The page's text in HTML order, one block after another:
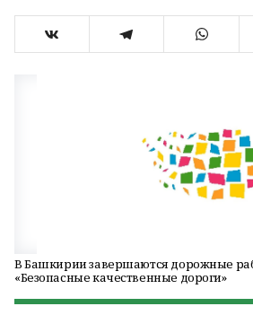
В Башкирии завершаются дорожные
«Безопасные качественные дороги»